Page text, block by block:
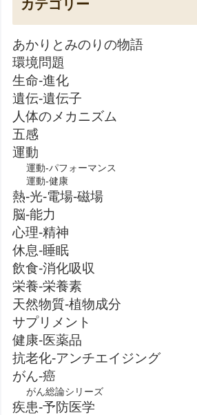
カテゴリー
あかりとみのりの物語
環境問題
生命-進化
遺伝-遺伝子
人体のメカニズム
五感
運動
運動-パフォーマンス
運動-健康
熱-光-電場-磁場
脳-能力
心理-精神
休息-睡眠
飲食-消化吸収
栄養-栄養素
天然物質-植物成分
サプリメント
健康-医薬品
抗老化-アンチエイジング
がん-癌
がん総論シリーズ
疾患-予防医学